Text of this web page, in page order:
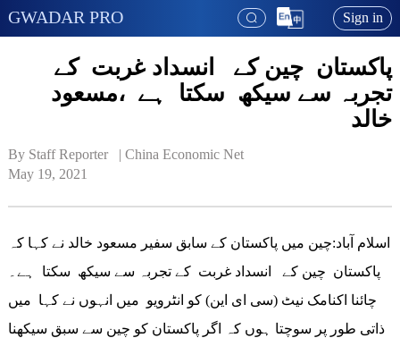
GWADAR PRO Sign in
پاکستان چین کے انسداد غربت کے
تجربہ سے سیکھ سکتا ہے ،مسعود
خالد
By Staff Reporter   | China Economic Net
May 19, 2021
اسلام آباد:چین میں پاکستان کے سابق سفیر مسعود خالد نے کہا کہ
پاکستان چین کے انسداد غربت کے تجربہ سے سیکھ سکتا ہے۔
چائنا اکنامک نیٹ (سی ای این) کو انٹرویو میں انہوں نے کہا میں
ذاتی طور پر سوچتا ہوں کہ اگر پاکستان کو چین سے سبق سیکھنا